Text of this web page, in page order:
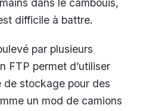
dans le cambouis,
difficile à battre.
par plusieurs
FTP permet d’utiliser
de stockage pour des
un mod de camions